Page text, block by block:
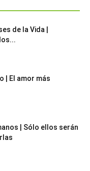
de la Vida |
| El amor más
| Sólo ellos serán